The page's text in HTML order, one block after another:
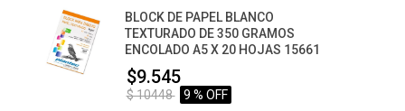
BLOCK DE PAPEL BLANCO
TEXTURADO DE 350 GRAMOS
ENCOLADO A5 X 20 HOJAS 15661
$9.545
$ 10448 9 % OFF